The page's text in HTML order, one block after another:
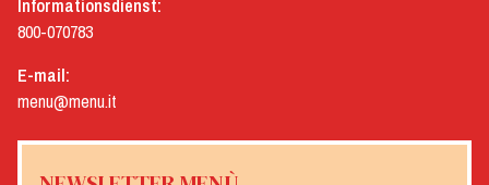
Informationsdienst:
800-070783
E-mail:
menu@menu.it